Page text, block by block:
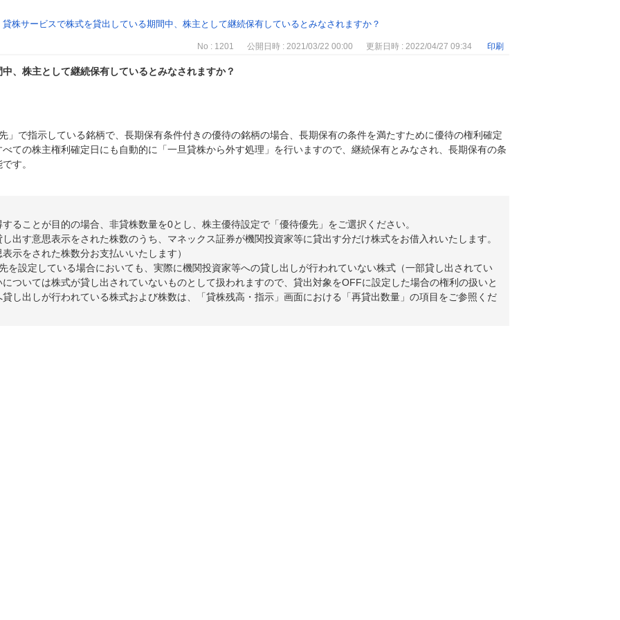
貸株サービスで株式を貸出している期間中、株主として継続保有しているとみなされますか？
No : 1201 公開日時 : 2021/03/22 00:00 更新日時 : 2022/04/27 09:34 印刷
、株主として継続保有しているとみなされますか？
」で指示している銘柄で、長期保有条件付きの優待の銘柄の場合、長期保有の条件を満たすために優待の権利確定
ての株主権利確定日にも自動的に「一旦貸株から外す処理」を行いますので、継続保有とみなされ、長期保有の条
す。
ることが目的の場合、非貸株数量を0とし、株主優待設定で「優待優先」をご選択ください。
出す意思表示をされた株数のうち、マネックス証券が機関投資家等に貸出す分だけ株式をお借入れいたします。
示をされた株数分お支払いいたします）
を設定している場合においても、実際に機関投資家等への貸し出しが行われていない株式（一部貸し出されてい
ついては株式が貸し出されていないものとして扱われますので、貸出対象をOFFに設定した場合の権利の扱いと
し出しが行われている株式および株数は、「貸株残高・指示」画面における「再貸出数量」の項目をご参照くだ